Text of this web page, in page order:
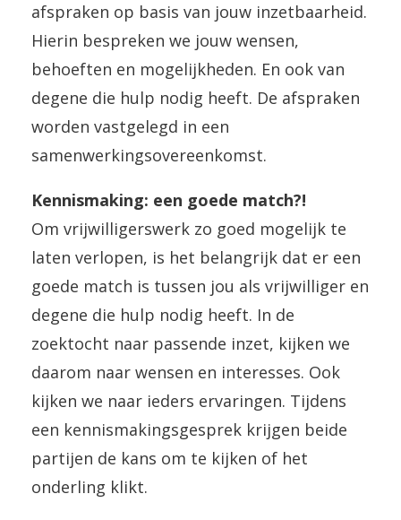
afspraken op basis van jouw inzetbaarheid.
Hierin bespreken we jouw wensen,
behoeften en mogelijkheden. En ook van
degene die hulp nodig heeft. De afspraken
worden vastgelegd in een
samenwerkingsovereenkomst.
Kennismaking: een goede match?!
Om vrijwilligerswerk zo goed mogelijk te
laten verlopen, is het belangrijk dat er een
goede match is tussen jou als vrijwilliger en
degene die hulp nodig heeft. In de
zoektocht naar passende inzet, kijken we
daarom naar wensen en interesses. Ook
kijken we naar ieders ervaringen. Tijdens
een kennismakingsgesprek krijgen beide
partijen de kans om te kijken of het
onderling klikt.